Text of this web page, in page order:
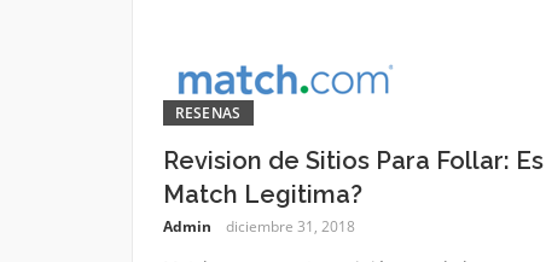
RESENAS
Revision de Sitios Para Follar: Es
Match Legitima?
Admin diciembre 31, 2018